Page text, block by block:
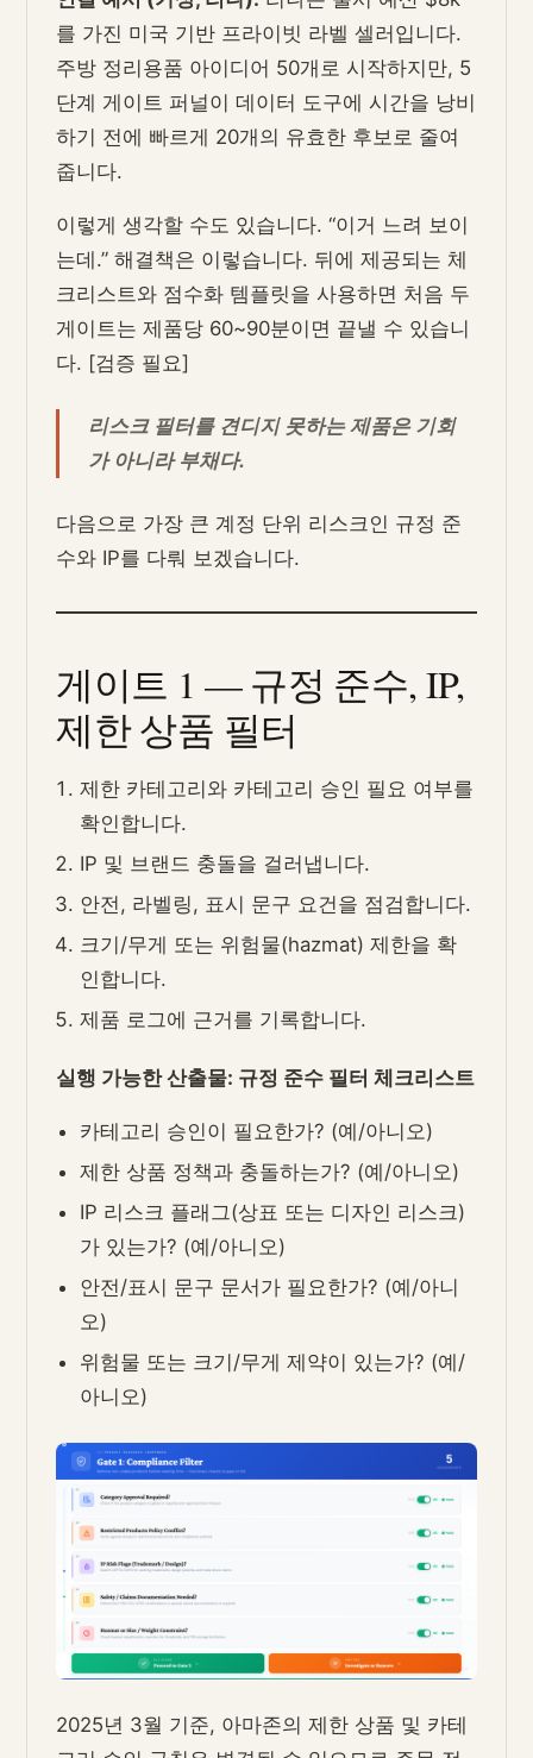
를 가진 미국 기반 프라이빗 라벨 셀러입니다.
주방 정리용품 아이디어 50개로 시작하지만, 5
단계 게이트 퍼널이 데이터 도구에 시간을 낭비
하기 전에 빠르게 20개의 유효한 후보로 줄여
줍니다.
이렇게 생각할 수도 있습니다. “이거 느려 보이
는데.” 해결책은 이렇습니다. 뒤에 제공되는 체
크리스트와 점수화 템플릿을 사용하면 처음 두
게이트는 제품당 60~90분이면 끝낼 수 있습니
다. [검증 필요]
리스크 필터를 견디지 못하는 제품은 기회
가 아니라 부채다.
다음으로 가장 큰 계정 단위 리스크인 규정 준
수와 IP를 다뤄 보겠습니다.
게이트 1 — 규정 준수, IP,
제한 상품 필터
제한 카테고리와 카테고리 승인 필요 여부를
확인합니다.
IP 및 브랜드 충돌을 걸러냅니다.
안전, 라벨링, 표시 문구 요건을 점검합니다.
크기/무게 또는 위험물(hazmat) 제한을 확
인합니다.
제품 로그에 근거를 기록합니다.
실행 가능한 산출물: 규정 준수 필터 체크리스트
카테고리 승인이 필요한가? (예/아니오)
제한 상품 정책과 충돌하는가? (예/아니오)
IP 리스크 플래그(상표 또는 디자인 리스크)
가 있는가? (예/아니오)
안전/표시 문구 문서가 필요한가? (예/아니
오)
위험물 또는 크기/무게 제약이 있는가? (예/
아니오)
2025년 3월 기준, 아마존의 제한 상품 및 카테